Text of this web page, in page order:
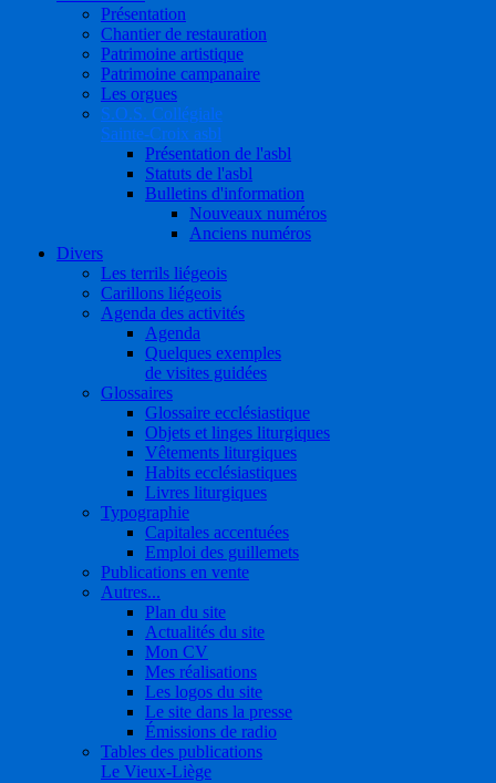
Présentation
Chantier de restauration
Patrimoine artistique
Patrimoine campanaire
Les orgues
S.O.S. Collégiale
Sainte-Croix asbl
Présentation de l'asbl
Statuts de l'asbl
Bulletins d'information
Nouveaux numéros
Anciens numéros
Divers
Les terrils liégeois
Carillons liégeois
Agenda des activités
Agenda
Quelques exemples
de visites guidées
Glossaires
Glossaire ecclésiastique
Objets et linges liturgiques
Vêtements liturgiques
Habits ecclésiastiques
Livres liturgiques
Typographie
Capitales accentuées
Emploi des guillemets
Publications en vente
Autres...
Plan du site
Actualités du site
Mon CV
Mes réalisations
Les logos du site
Le site dans la presse
Émissions de radio
Tables des publications
Le Vieux-Liège